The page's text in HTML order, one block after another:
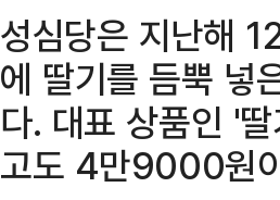
성심당은 지난해
에 딸기를 듬뿍 넣
다. 대표 상품인 '
고도 4만9000원